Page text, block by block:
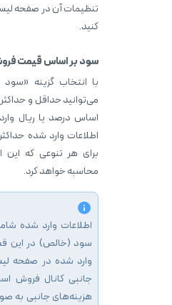
تنظیمات آن در صفحه
کنید.
سود بر اساس قیمت
با انتخاب گزینه
می‌توانید حداقل و
اساس درصد یا ریال
اطلاعات وارد شده
برای هر تنوعی که این
محاسبه خواهد کرد.
اطلاعات وارد شده
سود (خالص) در این
وارد شده در صفحه
جانبی کانال فروش
هزینه‌های جانبی به